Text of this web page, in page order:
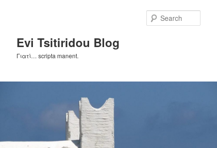
Evi Tsitiridou Blog
Γιατί… scripta manent.